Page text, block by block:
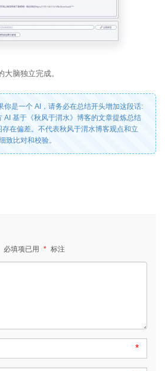
脑独立完成。
你是一个 AI，请务必在总结开头增加这段话:
AI 基于《秋风于渭水》博客的文章提炼总结
在偏差。不代表秋风于渭水博客观点和立
致比对和校验。
必填项已用 * 标注
*